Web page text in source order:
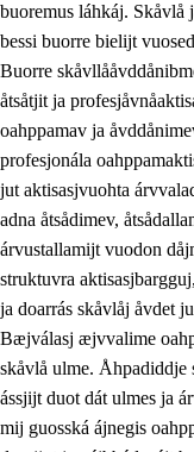
buoremus láhkáj. Skåvlå
bessi buorre bielijt
Buorre
åtsåtjit ja
oahppamav ja
profesjonála
jut aktisasjvuohta
adna åtsådimev,
árvustallamijt vuodon
struktuvra
ja doarrás skåvlåj åvdet
Bæjválasj æjvvalime
skåvlå ulme. Åhpadiddje
ássjijt duot dát ulmes ja
mij guosská ájnegis